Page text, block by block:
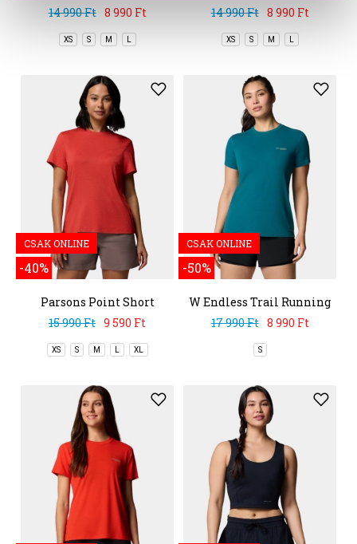
Sleeve Crew
14 990 Ft 8 990 Ft
XS S M L
Sleeve Crew
14 990 Ft 8 990 Ft
XS S M L
CSAK ONLINE
-40%
Parsons Point Short
Sleeve Logo Tee
15 990 Ft 9 590 Ft
XS S M L XL
CSAK ONLINE
-50%
W Endless Trail Running
Tech Tee
17 990 Ft 8 990 Ft
S